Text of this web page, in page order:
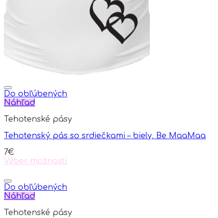
chosen
product
Do obľúbených
Náhľad
Tehotenské pásy
Tehotenský pás so srdiečkami – biely, Be MaaMaa
7€
Výber možností
product
has
multiple
The
Do obľúbených
Náhľad
Tehotenské pásy